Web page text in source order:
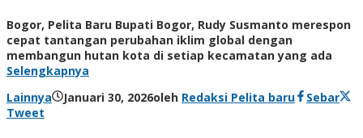
Bogor, Pelita Baru Bupati Bogor, Rudy Susmanto merespon
cepat tantangan perubahan iklim global dengan
membangun hutan kota di setiap kecamatan yang ada
Selengkapnya
Lainnya
Januari 30, 2026oleh Redaksi Pelita baru
Sebar
Tweet